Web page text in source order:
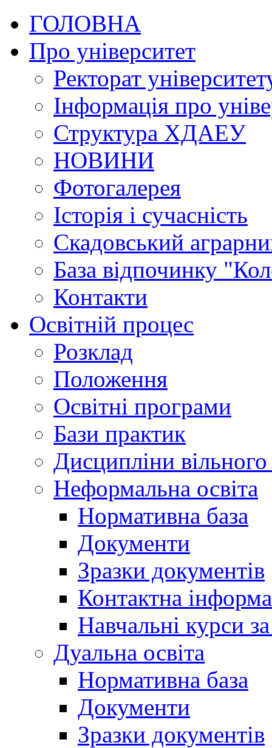
ГОЛОВНА
Про університет
Ректорат
Інформація про
Структура ХДАЕУ
НОВИНИ
Фотогалерея
Історія і сучасність
Скадовський
База відпочинку
Контакти
Освітній процес
Розклад
Положення
Освітні програми
Бази практик
Дисципліни
Неформальна освіта
Нормативна база
Документи
Зразки документів
Контактна
Навчальні курси
Дуальна освіта
Нормативна база
Документи
Зразки документів